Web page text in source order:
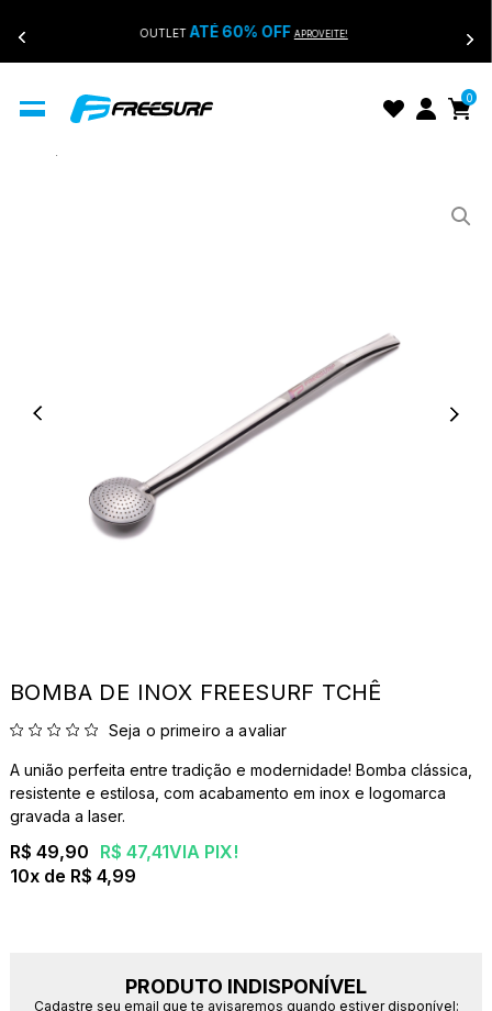
OUTLETATÉ 60% OFF APROVEITE!
0
BOMBA DE INOX FREESURF TCHÊ
Seja o primeiro a avaliar
A união perfeita entre tradição e modernidade! Bomba clássica,
resistente e estilosa, com acabamento em inox e logomarca
gravada a laser.
R$ 47,41VIA PIX!
R$ 49,90
10x
R$ 4,99
PRODUTO INDISPONÍVEL
Cadastre seu email que te avisaremos quando estiver disponível: